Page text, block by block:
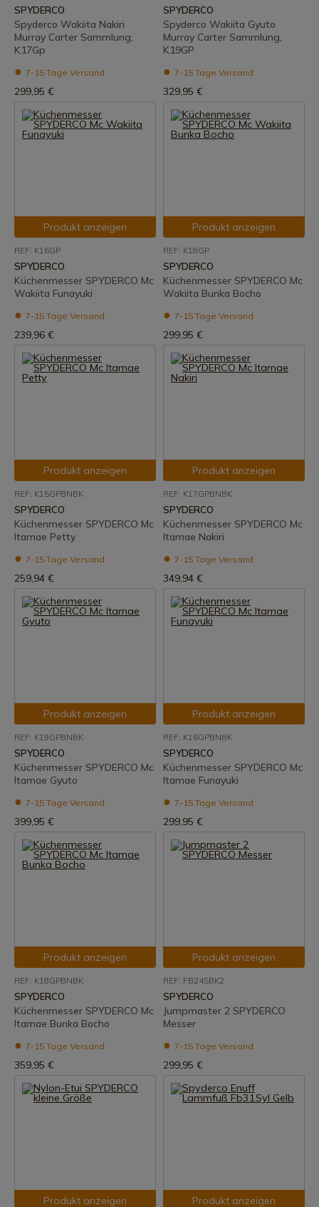
SPYDERCO
Spyderco Wakiita Nakiri
Murray Carter Sammlung,
K17Gp
7-15 Tage Versand
299,95 €
SPYDERCO
Spyderco Wakiita Gyuto
Murray Carter Sammlung,
K19GP
7-15 Tage Versand
329,95 €
Produkt anzeigen
REF: K16GP
SPYDERCO
Küchenmesser SPYDERCO Mc
Wakiita Funayuki
7-15 Tage Versand
239,96 €
Produkt anzeigen
REF: K18GP
SPYDERCO
Küchenmesser SPYDERCO Mc
Wakiita Bunka Bocho
7-15 Tage Versand
299,95 €
Produkt anzeigen
REF: K15GPBNBK
SPYDERCO
Küchenmesser SPYDERCO Mc
Itamae Petty
7-15 Tage Versand
259,94 €
Produkt anzeigen
REF: K17GPBNBK
SPYDERCO
Küchenmesser SPYDERCO Mc
Itamae Nakiri
7-15 Tage Versand
349,94 €
Produkt anzeigen
REF: K19GPBNBK
SPYDERCO
Küchenmesser SPYDERCO Mc
Itamae Gyuto
7-15 Tage Versand
399,95 €
Produkt anzeigen
REF: K16GPBNBK
SPYDERCO
Küchenmesser SPYDERCO Mc
Itamae Funayuki
7-15 Tage Versand
299,95 €
Produkt anzeigen
REF: K18GPBNBK
SPYDERCO
Küchenmesser SPYDERCO Mc
Itamae Bunka Bocho
7-15 Tage Versand
359,95 €
Produkt anzeigen
REF: FB24SBK2
SPYDERCO
Jumpmaster 2 SPYDERCO
Messer
7-15 Tage Versand
299,95 €
Produkt anzeigen Produkt anzeigen